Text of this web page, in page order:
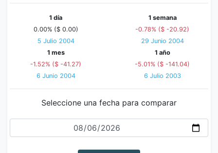
1 día
0.00% ($ 0.00)
5 Julio 2004
1 semana
-0.78% ($ -20.92)
29 Junio 2004
1 mes
-1.52% ($ -41.27)
6 Junio 2004
1 año
-5.01% ($ -141.04)
6 Julio 2003
Seleccione una fecha para comparar
Fecha